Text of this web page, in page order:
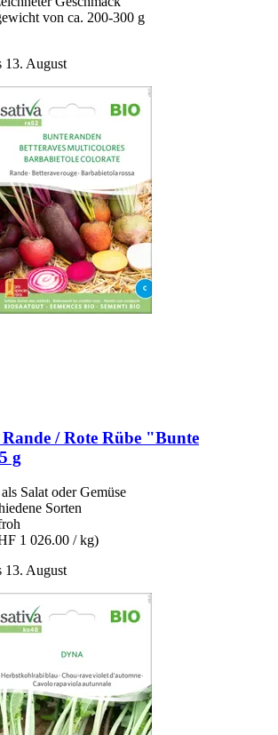
von ca. 200-300 g
13. August
/ Rote Rübe "Bunte
g
Salat oder Gemüse
Sorten
1 026.00 / kg)
13. August